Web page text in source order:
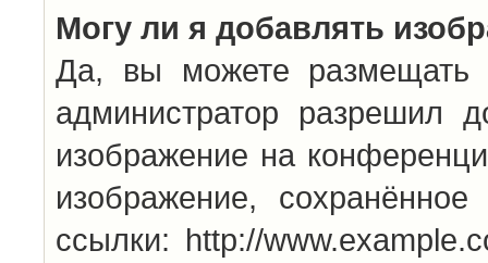
Могу ли я добавлять
Да, вы можете размещать
администратор разрешил
изображение на
изображение,
ссылки: http://